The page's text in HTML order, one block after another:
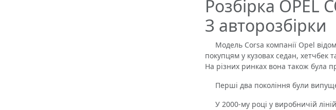
Розбірка OPEL
З авторозбірки
Модель Corsa компанії Opel
покупцям у кузовах седан, хетчбек
На різних ринках вона також була
Перші два покоління були
У 2000-му році у виробничій